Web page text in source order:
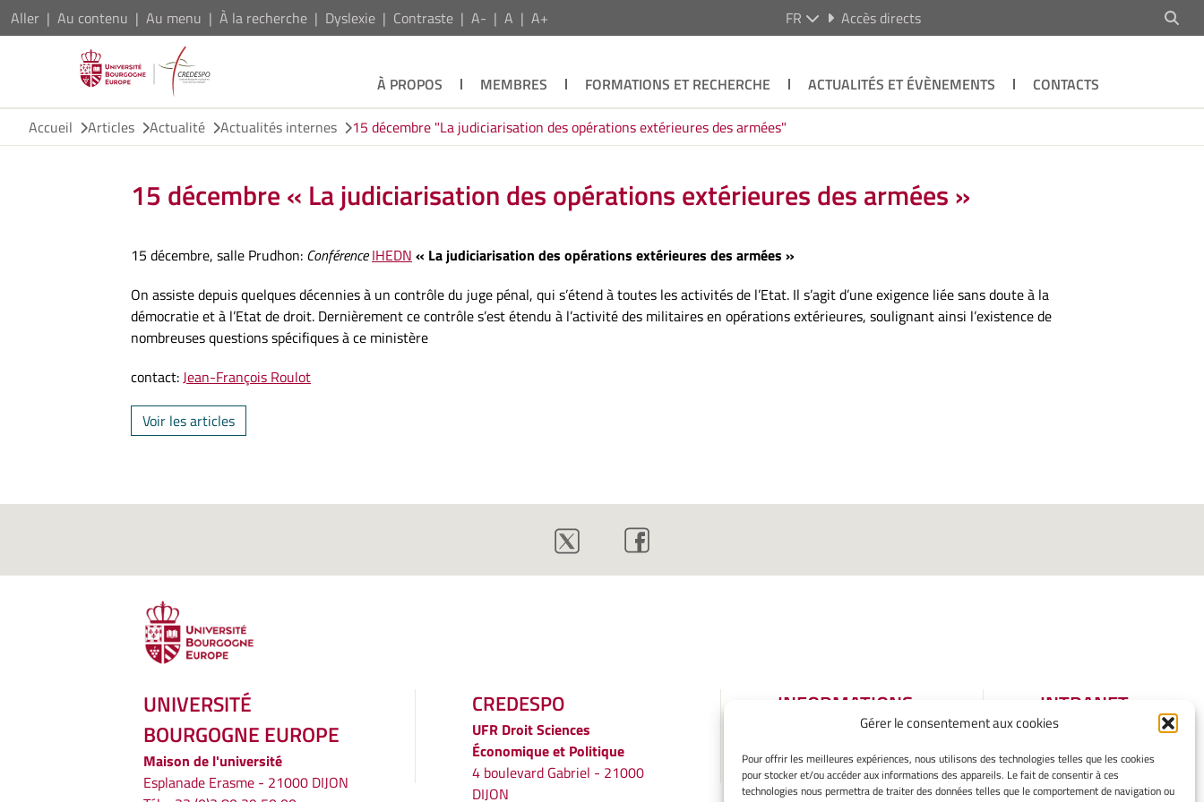
Gérer le consentement aux cookies
Pour offrir les meilleures expériences, nous utilisons des technologies telles que les cookies
pour stocker et/ou accéder aux informations des appareils. Le fait de consentir à ces
technologies nous permettra de traiter des données telles que le comportement de navigation ou
Aller Au contenu Au menu À la recherche Dyslexie Contraste A- A A+ FR Accès directs
À PROPOS MEMBRES FORMATIONS ET RECHERCHE ACTUALITÉS ET ÉVÈNEMENTS
CONTACTS
Accueil
Articles Actualité Actualités internes 15 décembre "La judiciarisation des opérations extérieures des armées"
15 décembre « La judiciarisation des opérations extérieures des armées »
15 décembre, salle Prudhon: Conférence IHEDN « La judiciarisation des opérations extérieures des armées »
On assiste depuis quelques décennies à un contrôle du juge pénal, qui s’étend à toutes les activités de l’Etat. Il s’agit d’une exigence liée sans doute à la
démocratie et à l’Etat de droit. Dernièrement ce contrôle s’est étendu à l’activité des militaires en opérations extérieures, soulignant ainsi l’existence de
nombreuses questions spécifiques à ce ministère
contact:Jean-François Roulot
Voir les articles
UNIVERSITÉ
BOURGOGNE EUROPE
Maison de l'université
Esplanade Erasme - 21000 DIJON
CREDESPO
UFR Droit Sciences
Économique et Politique
4 boulevard Gabriel - 21000
DIJON
INFORMATIONS
Mentions légales
Gérer mes cookies
INTRANET